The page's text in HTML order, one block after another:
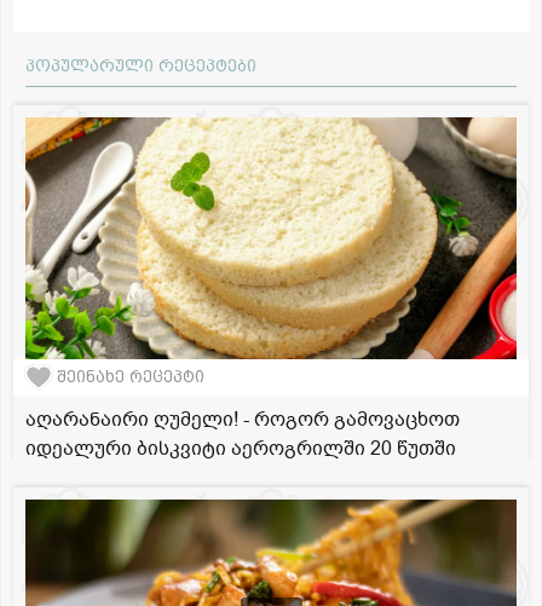
პოპულარული რეცეპტები
შეინახე რეცეპტი
აღარანაირი ღუმელი! - როგორ გამოვაცხოთ
იდეალური ბისკვიტი აეროგრილში 20 წუთში